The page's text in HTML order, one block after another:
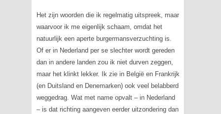
Het zijn woorden die ik regelmatig uitspreek, maar
waarvoor ik me eigenlijk schaam, omdat het
natuurlijk een aperte burgermansverzuchting is.
Of er in Nederland per se slechter wordt gereden
dan in andere landen zou ik niet durven zeggen,
maar het klinkt lekker. Ik zie in België en Frankrijk
(en Duitsland en Denemarken) ook veel belabberd
weggedrag. Wat met name opvalt – in Nederland
– is dat richting aangeven eerder uitzondering dan